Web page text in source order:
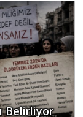
Belirliyor